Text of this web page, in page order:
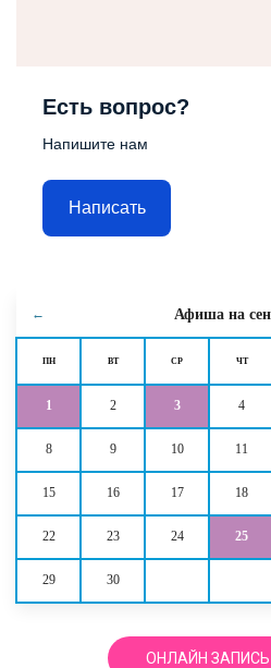
Есть вопрос?
Напишите нам
Написать
← Афиша на
ПН ВТ СР ЧТ
1 2 3 4
8 9 10 11
15 16 17 18
22 23 24 25
29 30
ОНЛАЙН